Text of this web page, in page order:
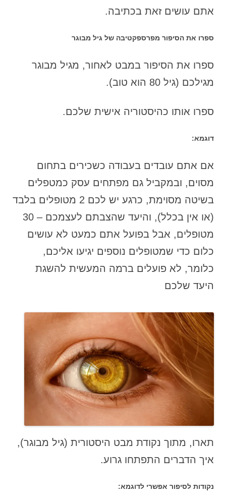
אתם עושים זאת בכתיבה.
ספרו את הסיפור מפרספקטיבה של גיל מבוגר
ספרו את הסיפור במבט לאחור, מגיל מבוגר
מגילכם (גיל 80 הוא טוב).
ספרו אותו כהיסטוריה אישית שלכם.
דוגמא:
אם אתם עובדים בעבודה כשכירים בתחום
מסוים, ובמקביל גם מפתחים עסק כמטפלים
בשיטה מסוימת, כרגע יש לכם 2 מטופלים בלבד
(או אין בכלל), והיעד שהצבתם לעצמכם – 30
מטופלים, אבל בפועל אתם כמעט לא עושים
כלום כדי שמטופלים נוספים יגיעו אליכם,
כלומר, לא פועלים ברמה המעשית להשגת
היעד שלכם
תארו, מתוך נקודת מבט היסטורית (גיל מבוגר),
איך הדברים התפתחו גרוע.
נקודות לסיפור אפשרי לדוגמא: